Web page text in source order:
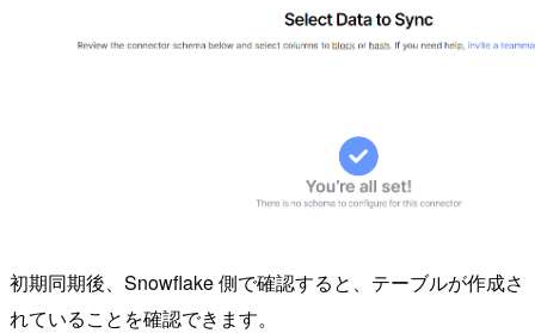
初期同期後、Snowflake 側で確認すると、テーブルが作成さ
れていることを確認できます。